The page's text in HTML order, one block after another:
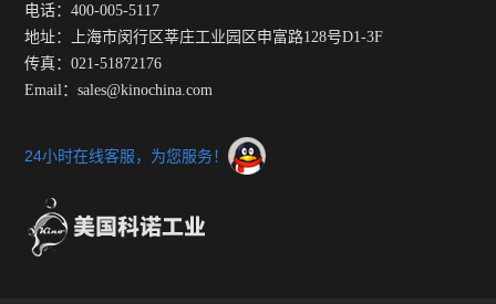
电话：400-005-5117
地址：上海市闵行区莘庄工业园区申富路128号D1-3F
传真：021-51872176
Email：sales@kinochina.com
24小时在线客服，为您服务！